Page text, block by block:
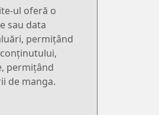
ul oferă o
sau data
permițând
permițând
de manga.